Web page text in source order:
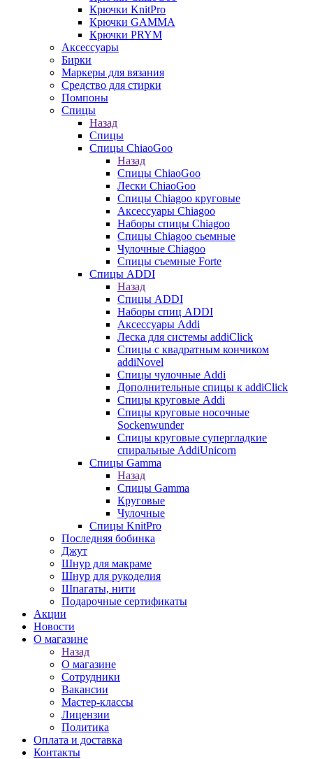
Крючки KnitPro
Крючки GAMMA
Крючки PRYM
Аксессуары
Бирки
Маркеры для вязания
Средство для стирки
Помпоны
Спицы
Назад
Спицы
Спицы ChiaoGoo
Назад
Спицы ChiaoGoo
Лески ChiaoGoo
Cпицы Сhiagoo круговые
Аксессуары Chiagoo
Наборы спицы Chiagoo
Спицы Chiagoo сьемные
Чулочные Chiagoo
Спицы съемные Forte
Спицы ADDI
Назад
Спицы ADDI
Наборы спиц ADDI
Аксессуары Addi
Леска для системы addiClick
Спицы с квадратным кончиком
addiNovel
Спицы чулочные Addi
Дополнительные спицы к addiClick
Спицы круговые Addi
Спицы круговые носочные
Sockenwunder
Спицы круговые супергладкие
спиральные AddiUnicorn
Спицы Gamma
Назад
Спицы Gamma
Круговые
Чулочные
Спицы KnitPro
Последняя бобинка
Джут
Шнур для макраме
Шнур для рукоделия
Шпагаты, нити
Подарочные сертификаты
Акции
Новости
О магазине
Назад
О магазине
Сотрудники
Вакансии
Мастер-классы
Лицензии
Политика
Оплата и доставка
Контакты